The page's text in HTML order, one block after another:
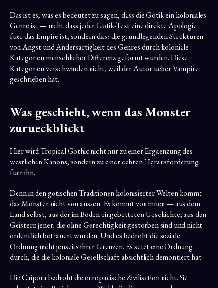
Das ist es, was es bedeutet zu sagen, dass die Gotik ein koloniales
Genre ist — nicht dass jeder Gotik-Text eine direkte Apologie
fuer das Empire ist, sondern dass die grundlegenden Strukturen
von Angst und Andersartigkeit des Genres durch koloniale
Kategorien menschlicher Differenz geformt wurden. Diese
Kategorien verschwinden nicht, weil der Autor ueber Vampire
geschrieben hat.
Was geschieht, wenn das Monster
zurueckblickt
Hier wird Tropical Gothic nicht nur zu einer Ergaenzung des
westlichen Kanons, sondern zu einer echten Herausforderung
fuer ihn.
Denn in den gotischen Traditionen kolonisierter Welten kommt
das Monster nicht von aussen. Es kommt von innen — aus dem
Land selbst, aus der im Boden eingebetteten Geschichte, aus den
Geistern jener, die ohne Gerechtigkeit gestorben sind und nicht
ordentlich betrauert wurden. Und es bedroht die soziale
Ordnung nicht jenseits ihrer Grenzen. Es setzt eine Ordnung
durch, die die koloniale Gesellschaft absichtlich demontiert hat.
Die Caipora bedroht die europaeische Zivilisation nicht. Sie